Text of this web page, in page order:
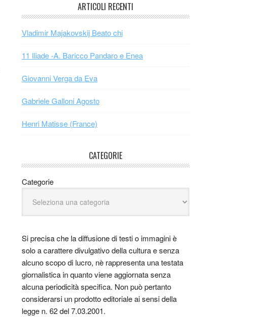
ARTICOLI RECENTI
Vladimir Majakovskij Beato chi
11 Iliade -A. Baricco Pandaro e Enea
Giovanni Verga da Eva
Gabriele Galloni Agosto
Henri Matisse (France)
CATEGORIE
Categorie
Si precisa che la diffusione di testi o immagini è
solo a carattere divulgativo della cultura e senza
alcuno scopo di lucro, nè rappresenta una testata
giornalistica in quanto viene aggiornata senza
alcuna periodicità specifica. Non può pertanto
considerarsi un prodotto editoriale ai sensi della
legge n. 62 del 7.03.2001.